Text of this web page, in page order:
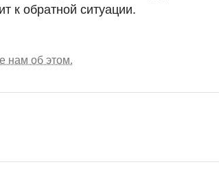
к обратной ситуации.
нам об этом.